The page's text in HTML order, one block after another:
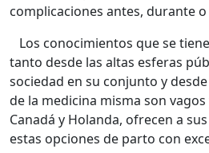
complicaciones antes, durante
Los conocimientos que se
tanto desde las altas esferas
sociedad en su conjunto y
de la medicina misma son vagos
Canadá y Holanda, ofrecen a
estas opciones de parto con